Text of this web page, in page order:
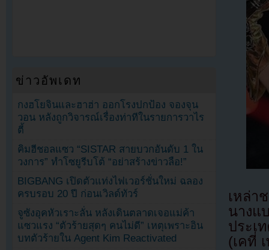
เหล่า
นาง
ประเ
(เคที่
ข่าวอัพเดท
กงฮโยจินและฮาฮ่า ออกโรงปกป้อง จองจุน
วอน หลังถูกวิจารณ์เรื่องท่าทีในรายการวาไร
ตี้
คิมฮีชอลแซว “SISTAR สายบวกอันดับ 1 ใน
วงการ” ทำโซยูรีบโต้ “อย่าสร้างข่าวลือ!”
BIGBANG เปิดตัวแท่งไฟเวอร์ชั่นใหม่ ฉลอง
ครบรอบ 20 ปี ก่อนเวิลด์ทัวร์
จูซังอุคหัวเราะลั่น หลังเดินตลาดเจอแม่ค้า
แซวแรง “ตัวร้ายสุดๆ คนไม่ดี” เหตุเพราะอิน
บทตัวร้ายใน Agent Kim Reactivated